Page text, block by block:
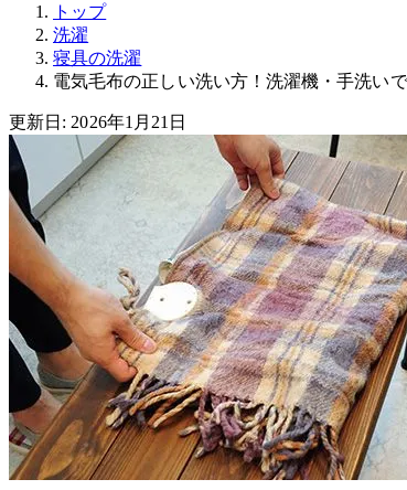
トップ
洗濯
寝具の洗濯
電気毛布の正しい洗い方！洗濯機・手洗い
更新日: 2026年1月21日